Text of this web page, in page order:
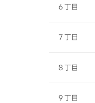
６丁目
７丁目
８丁目
９丁目